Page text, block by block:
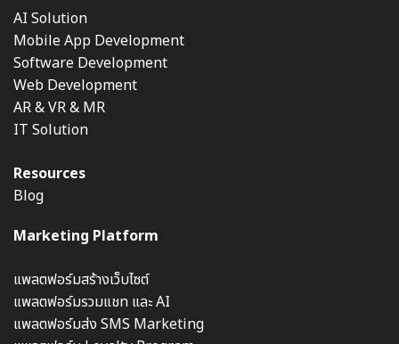
AI Solution
Mobile App Development
Software Development
Web Development
AR & VR & MR
IT Solution
Resources
Blog
Marketing Platform
แพลตฟอร์มสร้างเว็บไซต์
แพลตฟอร์มรวมแชท และ AI
แพลตฟอร์มส่ง SMS Marketing